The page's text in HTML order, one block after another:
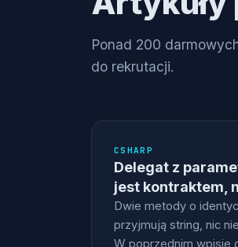
Ponad 200
do rekrutacji.
CSHARP
Delegat z
jest kontraktem,
Dwie metody o
przyjmują string, nic
W poprzednim wpisie